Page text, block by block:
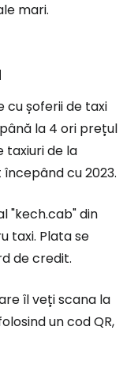
mari.
șoferii de taxi
la 4 ori prețul
taxiuri de la
cu 2023.
"kech.cab" din
taxi. Plata se
de credit.
îl veți scana la
un cod QR,